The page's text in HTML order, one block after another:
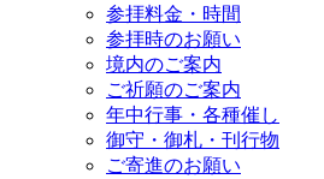
参拝料金・時間
参拝時のお願い
境内のご案内
ご祈願のご案内
年中行事・各種催し
御守・御札・刊行物
ご寄進のお願い